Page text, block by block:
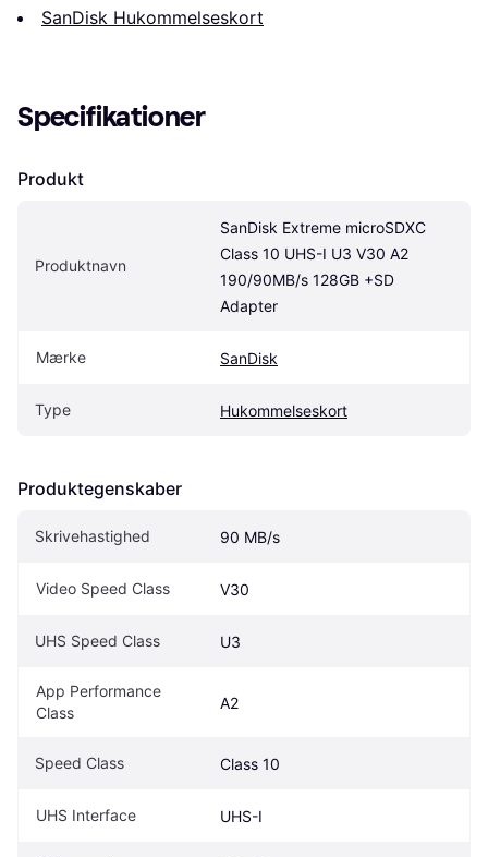
SanDisk Hukommelseskort
Specifikationer
Produkt
Produktnavn
SanDisk Extreme microSDXC
Class 10 UHS-I U3 V30 A2
190/90MB/s 128GB +SD
Adapter
Mærke SanDisk
Type Hukommelseskort
Produktegenskaber
Skrivehastighed 90 MB/s
Video Speed Class V30
UHS Speed Class U3
App Performance
Class
A2
Speed Class Class 10
UHS Interface UHS-I